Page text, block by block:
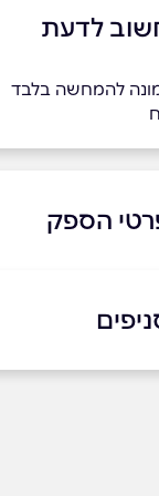
לדעת
להמחשה בלבד
הספק
כדורי בית קשת